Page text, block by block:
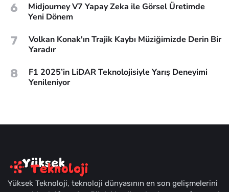
6
Midjourney V7 Yapay Zeka ile Görsel Üretimde
Yeni Dönem
7
Volkan Konak'ın Trajik Kaybı Müziğimizde Derin Bir
Yaradır
8
F1 2025’in LiDAR Teknolojisiyle Yarış Deneyimi
Yenileniyor
Yüksek Teknoloji, teknoloji dünyasının en son gelişmelerini